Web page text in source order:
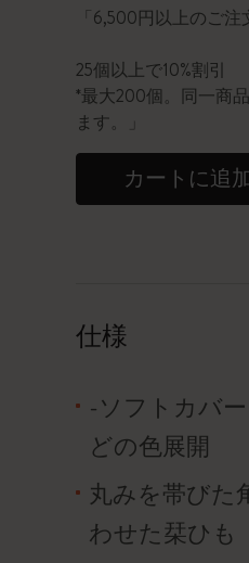
「6,500円以上のご
25個以上で10%割引
*最大200個。同一商
ます。」
カートに追
仕様
-ソフトカバ
どの色展開
丸みを帯びた
わせた栞ひも